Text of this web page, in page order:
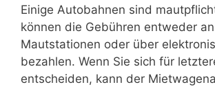
Einige Autobahnen sind
können die Gebühren entweder an
Mautstationen oder über
bezahlen. Wenn Sie sich für
entscheiden, kann der